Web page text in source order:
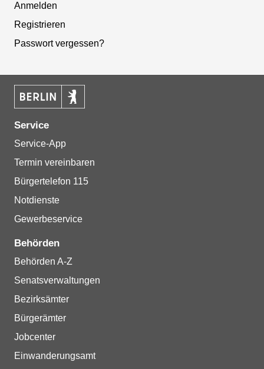
Anmelden
Registrieren
Passwort vergessen?
Service
Service-App
Termin vereinbaren
Bürgertelefon 115
Notdienste
Gewerbeservice
Behörden
Behörden A-Z
Senatsverwaltungen
Bezirksämter
Bürgerämter
Jobcenter
Einwanderungsamt